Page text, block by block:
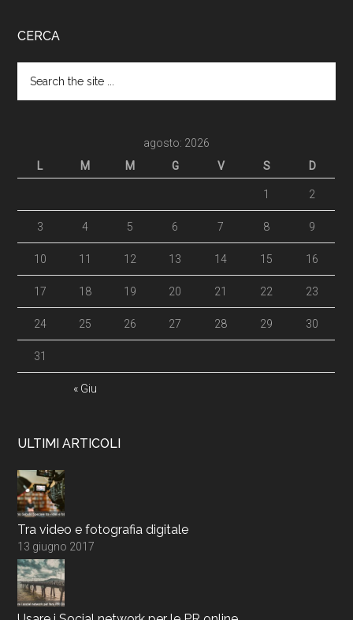
CERCA
agosto: 2026
L
M M G V S D
« Giu
1 2
3 4 5 6 7 8 9
10 11 12 13 14 15 16
17 18 19 20 21 22 23
24 25 26 27 28 29 30
31
ULTIMI ARTICOLI
Tra video e fotografia digitale
13 giugno 2017